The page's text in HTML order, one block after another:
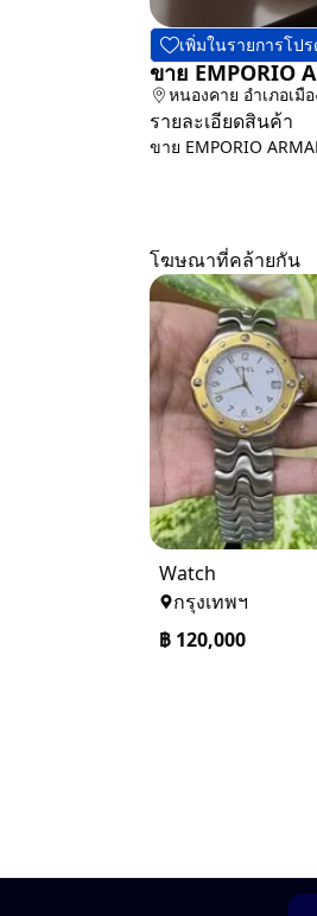
เพิ่มในรายการโปร
ขาย​ EMPORIO
หนองคาย อำเภอเมื
รายละเอียดสินค้า
ขาย​ EMPORIO
โฆษณาที่คล้ายกัน
Watch
กรุงเทพฯ
฿ 120,000